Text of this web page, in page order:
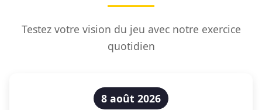
Testez votre vision du jeu avec notre exercice
quotidien
8 août 2026